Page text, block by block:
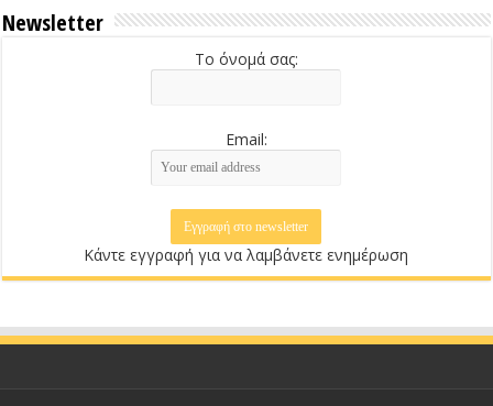
Newsletter
Το όνομά σας:
Email:
Κάντε εγγραφή για να λαμβάνετε ενημέρωση